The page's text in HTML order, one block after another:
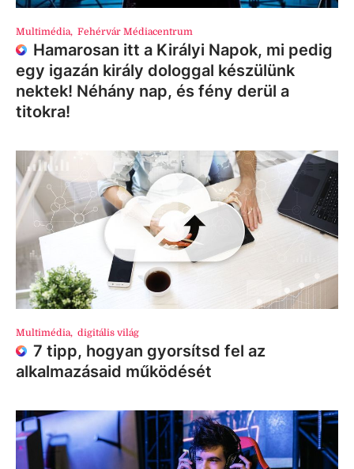
Multimédia, Fehérvár Médiacentrum
Hamarosan itt a Királyi Napok, mi pedig
egy igazán király dologgal készülünk
nektek! Néhány nap, és fény derül a
titokra!
Multimédia, digitális világ
7 tipp, hogyan gyorsítsd fel az
alkalmazásaid működését